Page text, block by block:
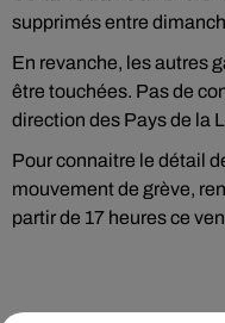
supprimés entre
En revanche, les autres
être touchées. Pas de
direction des Pays de la
Pour connaitre le détail
mouvement de grève,
partir de 17 heures ce